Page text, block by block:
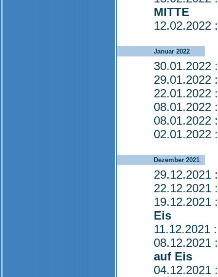
MITTE
12.02.2022
Januar 2022
30.01.2022
29.01.2022
22.01.2022
08.01.2022
08.01.2022
02.01.2022
Dezember 2021
29.12.2021
22.12.2021
19.12.2021
Eis
11.12.2021
08.12.2021
auf Eis
04.12.2021